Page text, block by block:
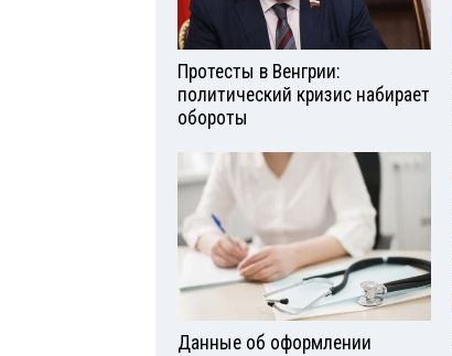
Протесты в Венгрии:
политический кризис набирает
обороты
Данные об оформлении